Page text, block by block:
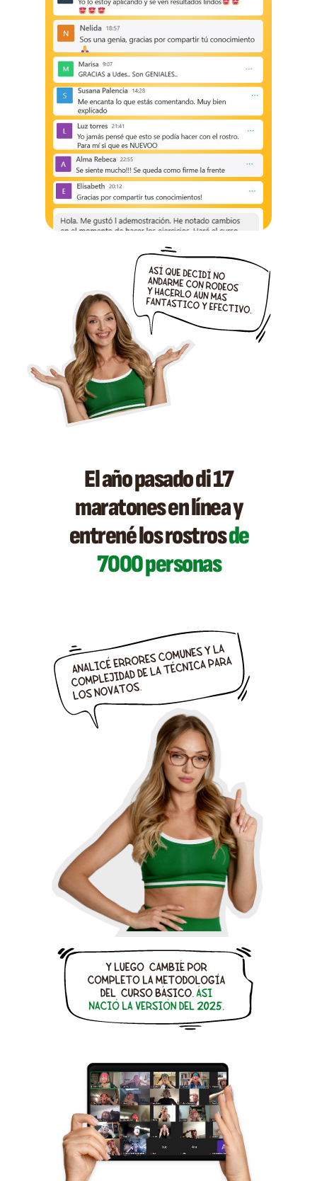
El año pasado di 17
maratones en línea y
entrené los rostrosde
7000 personas